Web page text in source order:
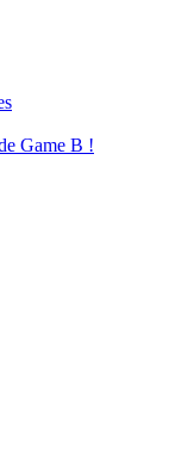
Game B !